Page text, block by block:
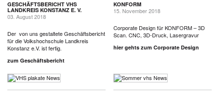
GESCHÄFTSBERICHT VHS
LANDKREIS KONSTANZ E. V.
03. August 2018
Der von uns gestaltete Geschäftsbericht
für die Volkshochschule Landkreis
Konstanz e.V. ist fertig.
zum Geschäftsbericht
KONFORM
15. November 2018
Corporate Design für KONFORM – 3D
Scan. CNC, 3D-Druck, Lasergravur
hier gehts zum Corporate Design